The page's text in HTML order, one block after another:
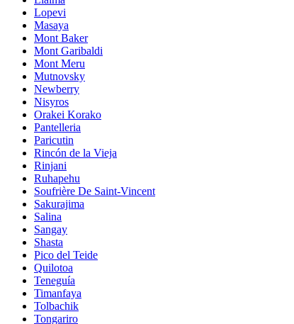
Lopevi
Masaya
Mont Baker
Mont Garibaldi
Mont Meru
Mutnovsky
Newberry
Nisyros
Orakei Korako
Pantelleria
Paricutin
Rincón de la Vieja
Rinjani
Ruhapehu
Soufrière De Saint-Vincent
Sakurajima
Salina
Sangay
Shasta
Pico del Teide
Quilotoa
Teneguía
Timanfaya
Tolbachik
Tongariro